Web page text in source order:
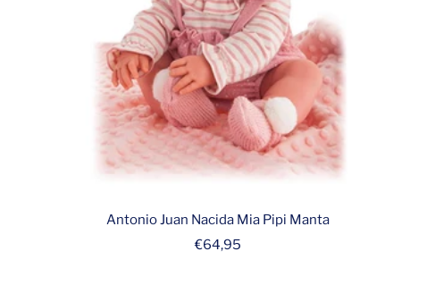
Antonio Juan Nacida Mia Pipi Manta
Prix
€64,95